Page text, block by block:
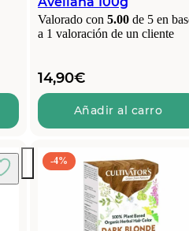
Valorado con 5.00 de 5 en
a 1 valoración de un cliente
14,90€
Añadir al carro
-4%